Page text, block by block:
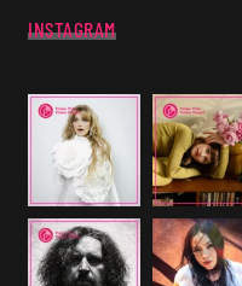
INSTAGRAM